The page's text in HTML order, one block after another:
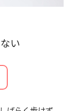
い